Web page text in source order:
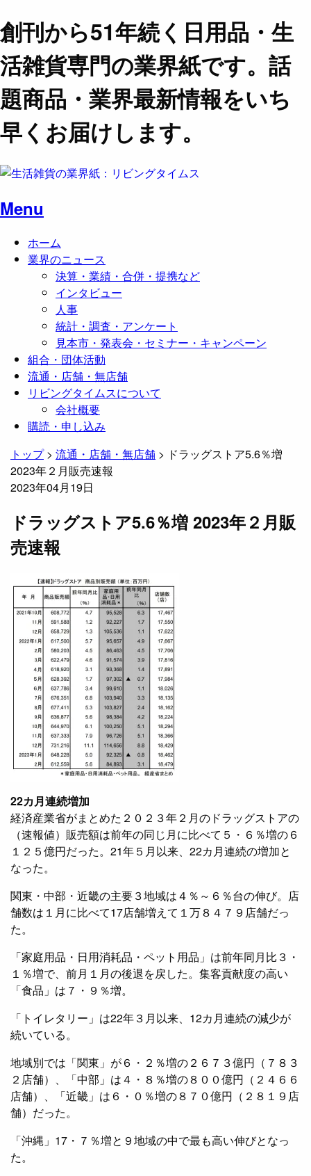
創刊から51年続く日用品・生
活雑貨専門の業界紙です。話
題商品・業界最新情報をいち
早くお届けします。
Menu
ホーム
業界のニュース
決算・業績・合併・提携など
インタビュー
人事
統計・調査・アンケート
見本市・発表会・セミナー・キャンペーン
組合・団体活動
流通・店舗・無店舗
リビングタイムスについて
会社概要
購読・申し込み
トップ> 流通・店舗・無店舗 > ドラッグストア5.6％増
2023年２月販売速報
2023年04月19日
ドラッグストア5.6％増 2023年２月販
売速報
22カ月連続増加
経済産業省がまとめた２０２３年２月のドラッグストアの
（速報値）販売額は前年の同じ月に比べて５・６％増の６
１２５億円だった。21年５月以来、22カ月連続の増加と
なった。
関東・中部・近畿の主要３地域は４％～６％台の伸び。店
舗数は１月に比べて17店舗増えて１万８４７９店舗だっ
た。
「家庭用品・日用消耗品・ペット用品」は前年同月比３・
１％増で、前月１月の後退を戻した。集客貢献度の高い
「食品」は７・９％増。
「トイレタリー」は22年３月以来、12カ月連続の減少が
続いている。
地域別では「関東」が６・２％増の２６７３億円（７８３
２店舗）、「中部」は４・８％増の８００億円（２４６６
店舗）、「近畿」は６・０％増の８７０億円（２８１９店
舗）だった。
「沖縄」17・７％増と９地域の中で最も高い伸びとなっ
た。